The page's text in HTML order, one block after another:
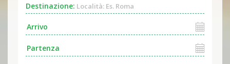
Destinazione: Località: Es. Roma